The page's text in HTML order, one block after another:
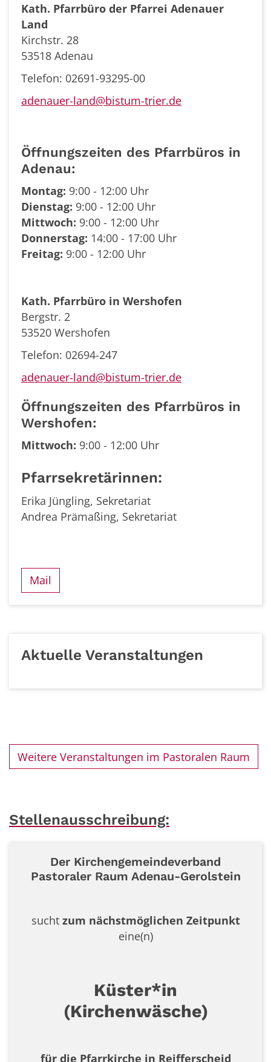
Kath. Pfarrbüro der Pfarrei Adenauer
Land
Kirchstr. 28
53518 Adenau
Telefon: 02691-93295-00
adenauer-land@bistum-trier.de
Öffnungszeiten des Pfarrbüros in
Adenau:
Montag: 9:00 - 12:00 Uhr
Dienstag: 9:00 - 12:00 Uhr
Mittwoch: 9:00 - 12:00 Uhr
Donnerstag: 14:00 - 17:00 Uhr
Freitag: 9:00 - 12:00 Uhr
Kath. Pfarrbüro in Wershofen
Bergstr. 2
53520 Wershofen
Telefon: 02694-247
adenauer-land@bistum-trier.de
Öffnungszeiten des Pfarrbüros in
Wershofen:
Mittwoch: 9:00 - 12:00 Uhr
Pfarrsekretärinnen:
Erika Jüngling, Sekretariat
Andrea Prämaßing, Sekretariat
Mail
Aktuelle Veranstaltungen
Weitere Veranstaltungen im Pastoralen Raum
Stellenausschreibung:
Der Kirchengemeindeverband
Pastoraler Raum Adenau-Gerolstein
sucht zum nächstmöglichen Zeitpunkt
eine(n)
Küster*in
(Kirchenwäsche)
für die Pfarrkirche in Reifferscheid